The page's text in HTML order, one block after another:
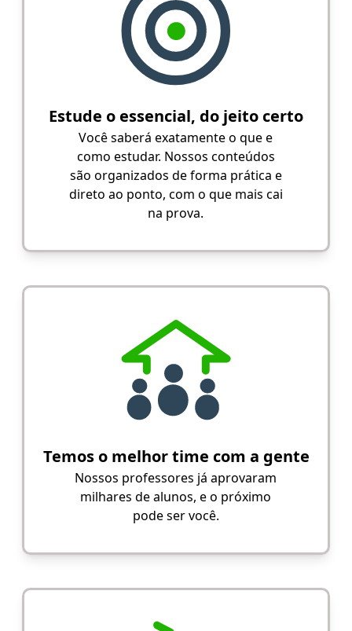
Estude o essencial, do jeito certo
Você saberá exatamente o que e
como estudar. Nossos conteúdos
são organizados de forma prática e
direto ao ponto, com o que mais cai
na prova.
Temos o melhor time com a gente
Nossos professores já aprovaram
milhares de alunos, e o próximo
pode ser você.